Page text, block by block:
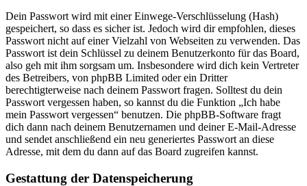
Dein Passwort wird mit einer Einwege-Verschlüsselung (Hash)
gespeichert, so dass es sicher ist. Jedoch wird dir empfohlen, dieses
Passwort nicht auf einer Vielzahl von Webseiten zu verwenden. Das
Passwort ist dein Schlüssel zu deinem Benutzerkonto für das Board,
also geh mit ihm sorgsam um. Insbesondere wird dich kein Vertreter
des Betreibers, von phpBB Limited oder ein Dritter
berechtigterweise nach deinem Passwort fragen. Solltest du dein
Passwort vergessen haben, so kannst du die Funktion „Ich habe
mein Passwort vergessen“ benutzen. Die phpBB-Software fragt
dich dann nach deinem Benutzernamen und deiner E-Mail-Adresse
und sendet anschließend ein neu generiertes Passwort an diese
Adresse, mit dem du dann auf das Board zugreifen kannst.
Gestattung der Datenspeicherung